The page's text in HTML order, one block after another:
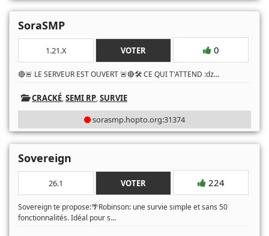
SoraSMP
1.21.X VOTER 0
🔴🚨 LE SERVEUR EST OUVERT 🚨🔴🛠️ CE QUI T'ATTEND :ǳ...
CRACKÉ,SEMI RP,SURVIE
sorasmp.hopto.org:31374
Sovereign
26.1 VOTER 224
Sovereign te propose:🌴Robinson: une survie simple et sans 50
fonctionnalités. Idéal pour s...